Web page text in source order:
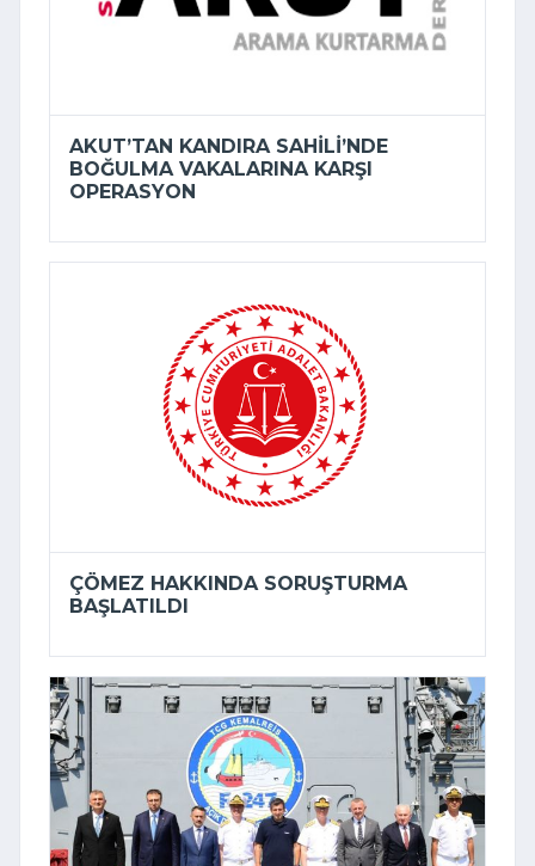
AKUT’TAN KANDIRA SAHILI’NDE
BOĞULMA VAKALARINA KARŞI
OPERASYON
ÇÖMEZ HAKKINDA SORUŞTURMA
BAŞLATILDI